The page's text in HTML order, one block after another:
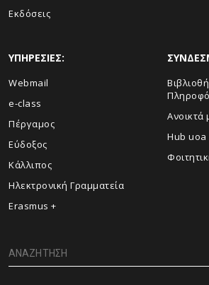
Εκδόσεις
ΥΠΗΡΕΣΙΕΣ:
Webmail
e-class
Πέργαμος
Εύδοξος
Κάλλιπος
Ηλεκτρονική Γραμματεία
Erasmus +
Ανοικτά
Hub uoa